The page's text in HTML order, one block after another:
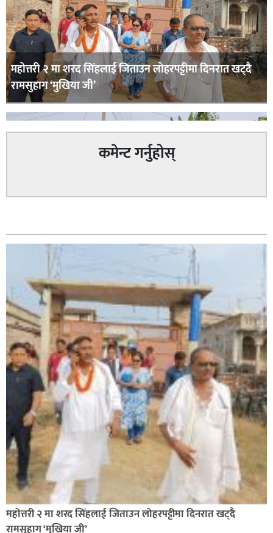
महोत्तरी २ मा शरद सिंहलाई जिताउन लोहरपट्टीमा दिनरात खट्दै
रामसुहाग ‘मुखिया जी’
सिराहा-२ मा संजय यादव भिड्ने !
रक्तदान सेवामा जिल्लामै दोस्रो स्थान ल्याएकोमा जनमत नेताद्वय
रेडक्रस सिराहा द्वारा सम्मानित
कमेन्ट गर्नुहोस्
महोत्तरी २ मा शरद सिंहलाई जिताउन लोहरपट्टीमा दिनरात खट्दै
रामसुहाग ‘मुखिया जी’